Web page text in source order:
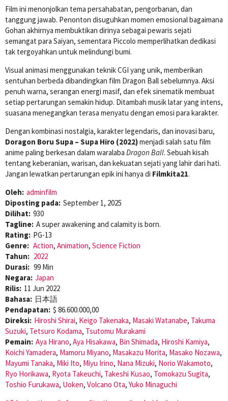
Film ini menonjolkan tema persahabatan, pengorbanan, dan
tanggung jawab. Penonton disuguhkan momen emosional bagaimana
Gohan akhirnya membuktikan dirinya sebagai pewaris sejati
semangat para Saiyan, sementara Piccolo memperlihatkan dedikasi
tak tergoyahkan untuk melindungi bumi.
Visual animasi menggunakan teknik CGI yang unik, memberikan
sentuhan berbeda dibandingkan film Dragon Ball sebelumnya. Aksi
penuh warna, serangan energi masif, dan efek sinematik membuat
setiap pertarungan semakin hidup. Ditambah musik latar yang intens,
suasana menegangkan terasa menyatu dengan emosi para karakter.
Dengan kombinasi nostalgia, karakter legendaris, dan inovasi baru,
Doragon Boru Supa – Supa Hiro (2022)menjadi salah satu film
anime paling berkesan dalam waralaba Dragon Ball. Sebuah kisah
tentang keberanian, warisan, dan kekuatan sejati yang lahir dari hati.
Jangan lewatkan pertarungan epik ini hanya di Filmkita21.
Oleh: adminfilm
Diposting pada: September 1, 2025
Dilihat: 930
Tagline: A super awakening and calamity is born.
Rating: PG-13
Genre: Action, Animation, Science Fiction
Tahun: 2022
Durasi: 99 Min
Negara: Japan
Rilis: 11 Jun 2022
Bahasa: 日本語
Pendapatan: $ 86.600.000,00
Direksi: Hiroshi Shirai, Keigo Takenaka, Masaki Watanabe, Takuma
Suzuki, Tetsuro Kodama, Tsutomu Murakami
Pemain: Aya Hirano, Aya Hisakawa, Bin Shimada, Hiroshi Kamiya,
Koichi Yamadera, Mamoru Miyano, Masakazu Morita, Masako Nozawa,
Mayumi Tanaka, Miki Ito, Miyu Irino, Nana Mizuki, Norio Wakamoto,
Ryo Horikawa, Ryota Takeuchi, Takeshi Kusao, Tomokazu Sugita,
Toshio Furukawa, Uoken, Volcano Ota, Yuko Minaguchi